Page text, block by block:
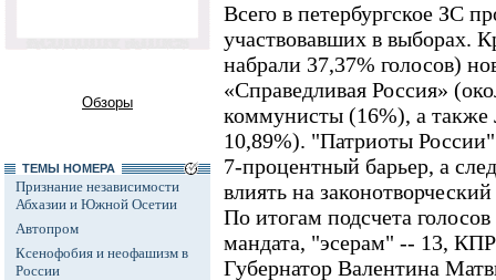
Обзоры
ТЕМЫ НОМЕРА
Признание независимости
Абхазии и Южной Осетии
Автопром
Ксенофобия и неофашизм в
России
Всего в петербургское ЗС
участвовавших в выборах.
набрали 37,37% голосов)
«Справедливая Россия»
коммунисты (16%), а также
10,89%). "Патриоты
7-процентный барьер, а
влиять на
По итогам подсчета
мандата, "эсерам" -- 13,
Губернатор Валентина